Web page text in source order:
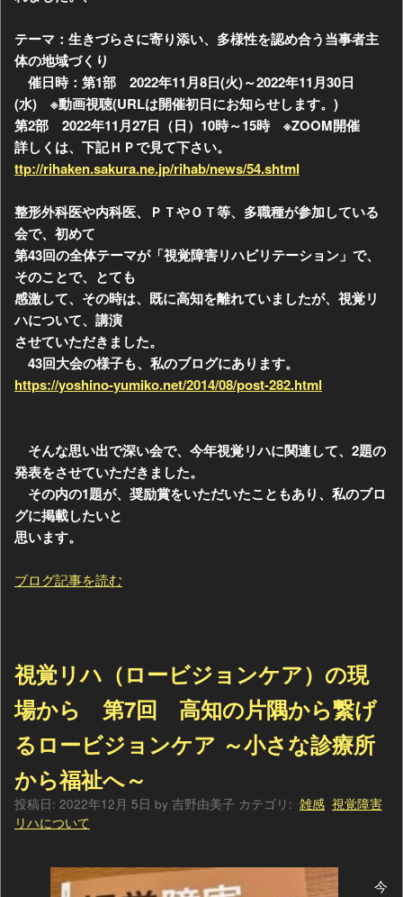
テーマ：生きづらさに寄り添い、多様性を認め合う当事者主
体の地域づくり
催日時：第1部 2022年11月8日(火)～2022年11月30日
(水) ※動画視聴(URLは開催初日にお知らせします。)
第2部 2022年11月27日（日）10時～15時 ※ZOOM開催
詳しくは、下記ＨＰで見て下さい。
ttp://rihaken.sakura.ne.jp/rihab/news/54.shtml
整形外科医や内科医、ＰＴやＯＴ等、多職種が参加している
会で、初めて
第43回の全体テーマが「視覚障害リハビリテーション」で、
そのことで、とても
感激して、その時は、既に高知を離れていましたが、視覚リ
ハについて、講演
させていただきました。
43回大会の様子も、私のブログにあります。
https://yoshino-yumiko.net/2014/08/post-282.html
そんな思い出で深い会で、今年視覚リハに関連して、2題の
発表をさせていただきました。
その内の1題が、奨励賞をいただいたこともあり、私のブロ
グに掲載したいと
思います。
ブログ記事を読む
視覚リハ（ロービジョンケア）の現
場から 第7回 高知の片隅から繋げ
るロービジョンケア ～小さな診療所
から福祉へ～
投稿日: 2022年12月 5日 by 吉野由美子 カテゴリ: 雑感 視覚障害
リハについて
今